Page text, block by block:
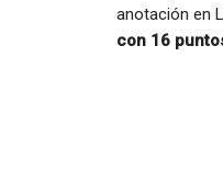
anotación en
con 16